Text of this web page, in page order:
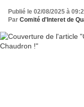
Publié le 02/08/2025 à
Par Comité d'Interet de